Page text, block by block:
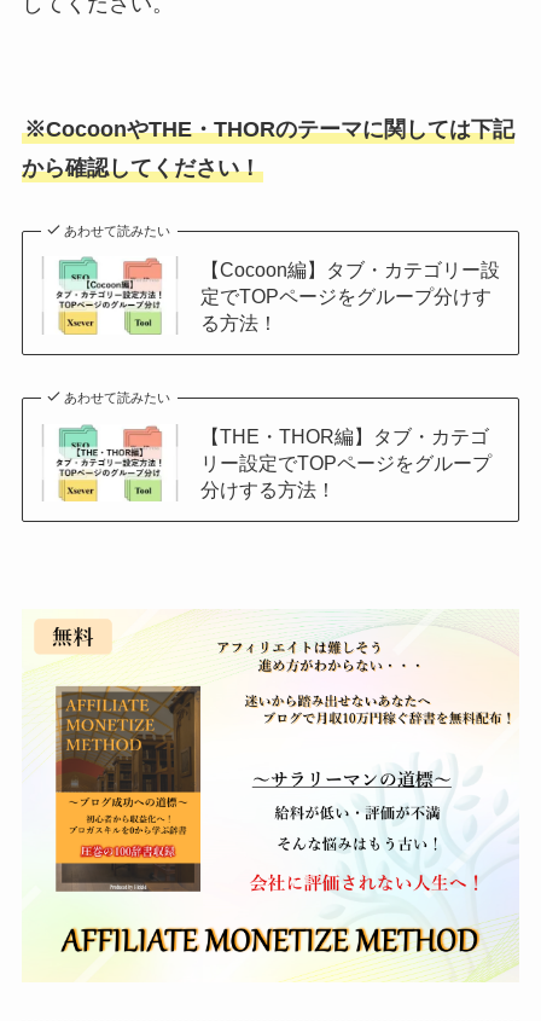
※CocoonやTHE・THORのテーマに関しては下記
から確認してください！
あわせて読みたい
【Cocoon編】タブ・カテゴリー設
定でTOPページをグループ分けす
る方法！
あわせて読みたい
【THE・THOR編】タブ・カテゴ
リー設定でTOPページをグループ
分けする方法！